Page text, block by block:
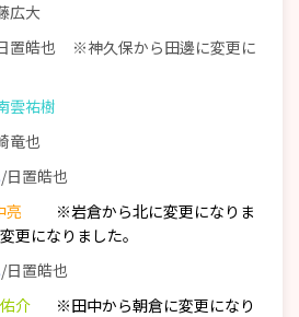
広大
置皓也 ※神久保から田邊に変更に
雲祐樹
竜也
/日置皓也
亮
※岩倉から北に変更になりま
更になりました。
/日置皓也
佑介 ※田中から朝倉に変更になり